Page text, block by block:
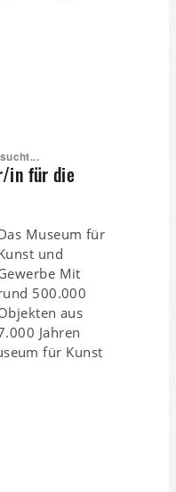
in für die
Museum für
und
Mit
500.000
aus
Jahren
für Kunst